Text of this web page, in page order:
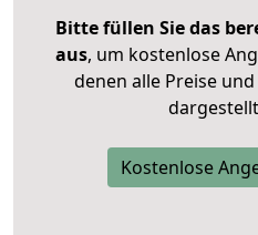
Bitte füllen Sie das
aus, um kostenlose
denen alle Preise
Kostenlose